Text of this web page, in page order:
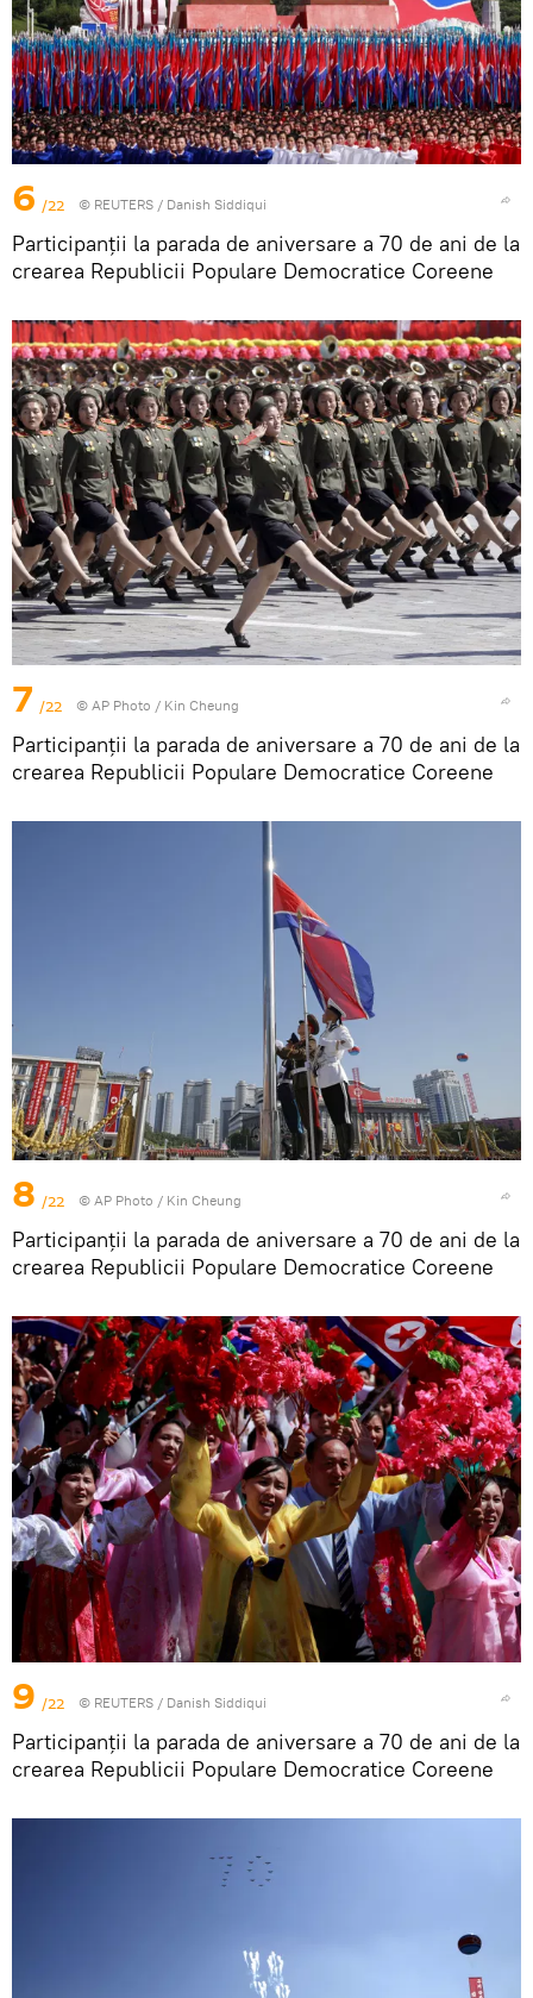
6 /22 © REUTERS / Danish Siddiqui
Participanții la parada de aniversare a 70 de ani de la
crearea Republicii Populare Democratice Coreene
7 /22 © AP Photo / Kin Cheung
Participanții la parada de aniversare a 70 de ani de la
crearea Republicii Populare Democratice Coreene
8 /22 © AP Photo / Kin Cheung
Participanții la parada de aniversare a 70 de ani de la
crearea Republicii Populare Democratice Coreene
9 /22 © REUTERS / Danish Siddiqui
Participanții la parada de aniversare a 70 de ani de la
crearea Republicii Populare Democratice Coreene